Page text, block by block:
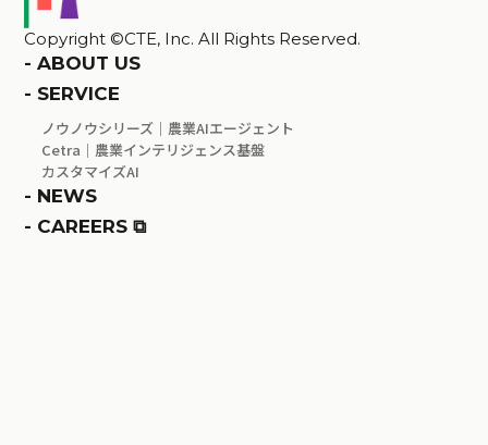
Copyright ©CTE, Inc. All Rights Reserved.
-ABOUT US
- SERVICE
ノウノウシリーズ｜農業AIエージェント
Cetra｜農業インテリジェンス基盤
カスタマイズAI
- NEWS
- CAREERS ⧉